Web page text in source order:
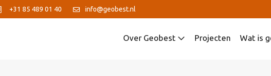
+31 85 489 01 40 info@geobest.nl
Over Geobest Projecten Wat is